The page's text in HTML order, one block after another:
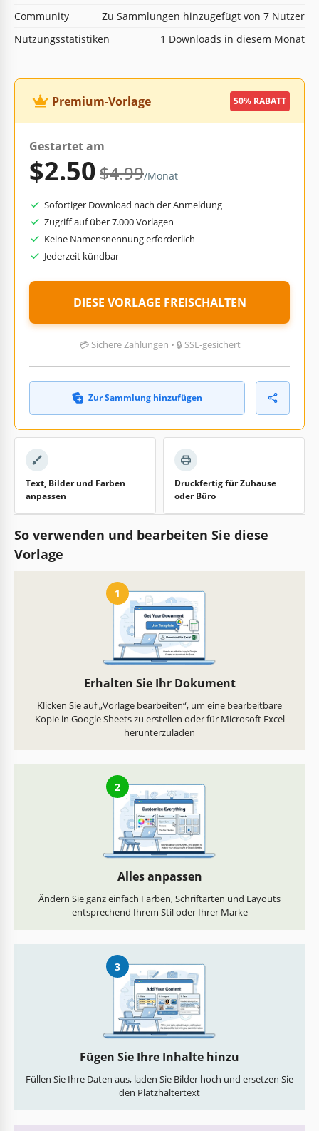
Community
Zu Sammlungen hinzugefügt von 7 Nutzer
Nutzungsstatistiken
1 Downloads in diesem Monat
Premium-Vorlage 50% RABATT
Gestartet am
$2.50$4.99/Monat
Sofortiger Download nach der Anmeldung
Zugriff auf über 7.000 Vorlagen
Keine Namensnennung erforderlich
Jederzeit kündbar
DIESE VORLAGE FREISCHALTEN
💳 Sichere Zahlungen • 🔒 SSL-gesichert
Zur Sammlung hinzufügen
Text, Bilder und Farben
anpassen
Druckfertig für Zuhause
oder Büro
So verwenden und bearbeiten Sie diese
Vorlage
1
Erhalten Sie Ihr Dokument
Klicken Sie auf „Vorlage bearbeiten“, um eine bearbeitbare
Kopie in Google Sheets zu erstellen oder für Microsoft Excel
herunterzuladen
2
Alles anpassen
Ändern Sie ganz einfach Farben, Schriftarten und Layouts
entsprechend Ihrem Stil oder Ihrer Marke
3
Fügen Sie Ihre Inhalte hinzu
Füllen Sie Ihre Daten aus, laden Sie Bilder hoch und ersetzen Sie
den Platzhaltertext